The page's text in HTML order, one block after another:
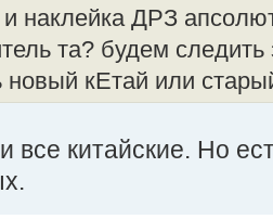
наклейка ДРЗ
та? будем
новый кЕтай или
все китайские. Но